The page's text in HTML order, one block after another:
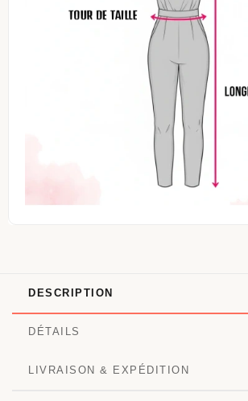
DESCRIPTION
DÉTAILS
LIVRAISON & EXPÉDITION